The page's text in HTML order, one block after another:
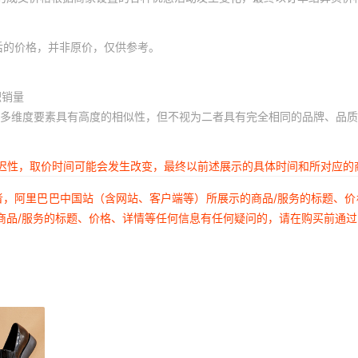
价格，并非原价，仅供参考。
量
维度要素具有高度的相似性，但不视为二者具有完全相同的品牌、品
，取价时间可能会发生改变，最终以前述展示的具体时间和所对应的
阿里巴巴中国站（含网站、客户端等）所展示的商品/服务的标题、
/服务的标题、价格、详情等任何信息有任何疑问的，请在购买前通